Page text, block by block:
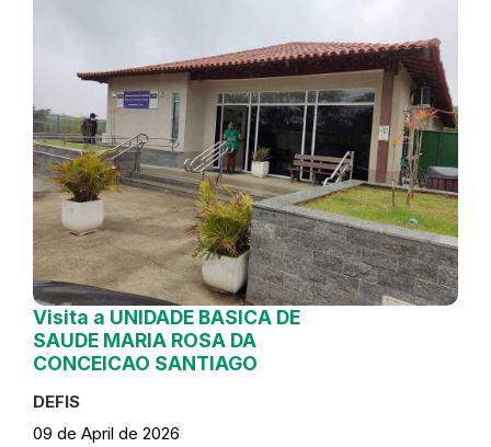
Visita a UNIDADE BASICA DE
SAUDE MARIA ROSA DA
CONCEICAO SANTIAGO
DEFIS
09 de April de 2026